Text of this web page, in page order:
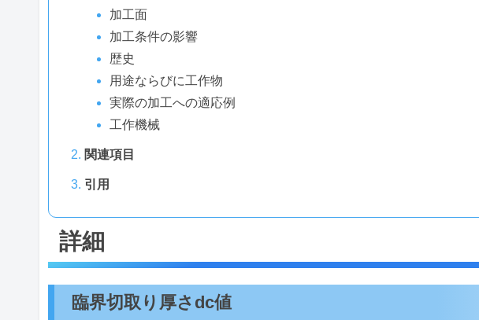
加工面
加工条件の影響
歴史
用途ならびに工作物
実際の加工への適応例
工作機械
関連項目
引用
詳細
臨界切取り厚さdc値